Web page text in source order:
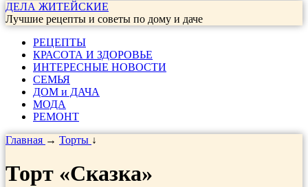
ДЕЛА ЖИТЕЙСКИЕ
Лучшие рецепты и советы по дому и даче
РЕЦЕПТЫ
КРАСОТА И ЗДОРОВЬЕ
ИНТЕРЕСНЫЕ НОВОСТИ
СЕМЬЯ
ДОМ и ДАЧА
МОДА
РЕМОНТ
Главная → Торты ↓
Торт «Сказка»